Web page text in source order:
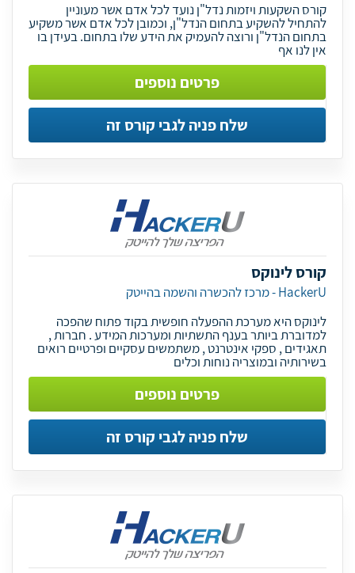
קורס השקעות ויזמות נדל"ן נועד לכל אדם אשר מעוניין
להתחיל להשקיע בתחום הנדל"ן, וכמובן לכל אדם אשר משקיע
בתחום הנדל"ן ורוצה להעמיק את הידע שלו בתחום. בעידן בו
אין לנו אף
פרטים נוספים
שלח פניה לגבי קורס זה
קורס לינוקס
HackerU - מרכז להכשרה והשמה בהייטק
לינוקס היא מערכת ההפעלה חופשית בקוד פתוח שהפכה
למדוברת ביותר בענף התשתיות ומערכות המידע . חברות ,
תאגידים , ספקי אינטרנט , משתמשים עסקיים ופרטיים רואים
בשירותיה ובמוצריה נוחות וכלים
פרטים נוספים
שלח פניה לגבי קורס זה